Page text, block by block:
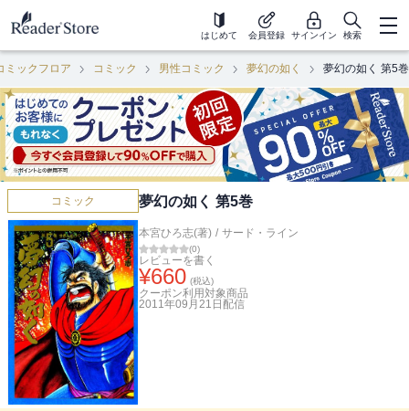
はじめて 会員登録 サインイン 検索
ミックフロア コミック 男性コミック 夢幻の如く 夢幻の如く 第5巻
コミック 夢幻の如く 第5巻
本宮ひろ志(著) / サード・ライン
(0)
レビューを書く
¥660 (税込)
クーポン利用対象商品
2011年09月21日 配信